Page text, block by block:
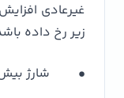
غیرعادی
زیر رخ داده
• شارژ بیش